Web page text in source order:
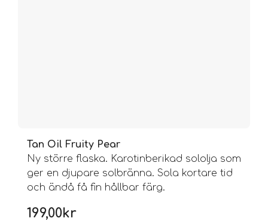
Tan Oil Fruity Pear
Ny större flaska. Karotinberikad sololja som
ger en djupare solbränna. Sola kortare tid
och ändå få fin hållbar färg.
199,00kr